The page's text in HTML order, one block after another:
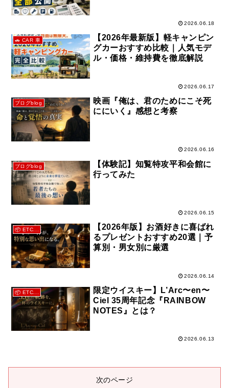
2026.06.18
🚗 CAR 車
【2026年最新版】軽キャンピン
グカーおすすめ比較｜人気モデ
ル・価格・維持費を徹底解説
2026.06.17
ブログblog
映画『俺は、君のためにこそ死
ににいく』感想と考察
2026.06.16
ブログblog
【体験記】知覧特攻平和会館に
行ってみた
2026.06.15
📦 ETC...
【2026年版】お酒好きに喜ばれ
るプレゼントおすすめ20選｜予
算別・男女別に厳選
2026.06.14
📦 ETC...
限定ウイスキー】L’Arc〜en〜
Ciel 35周年記念『RAINBOW
NOTES』とは？
2026.06.13
次のページ